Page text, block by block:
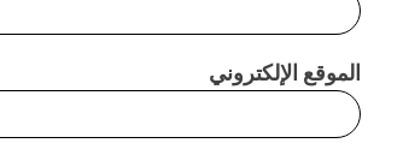
الموقع الإلكتروني